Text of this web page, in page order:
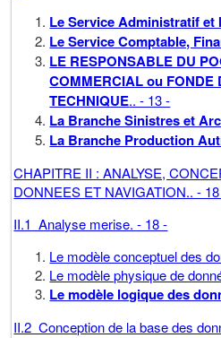
Le Service Administratif et
Le Service Comptable,
LE RESPONSABLE DU
COMMERCIAL ou FONDE
TECHNIQUE.. - 13 -
La Branche Sinistres et
La Branche Production
CHAPITRE II : ANALYSE,
DONNEES ET NAVIGATION.. -
II.1 Analyse merise. - 18 -
Le modèle conceptuel des
Le modèle physique de
Le modèle logique des
II.2 Conception de la base des